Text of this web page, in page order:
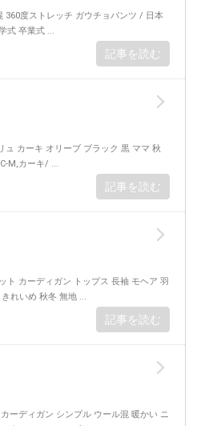
360度ストレッチ ガウチョパンツ / 日本
式 卒業式 ...
記事を読む
カーキ オリーブ ブラック 黒 ママ 秋
M,カーキ/ ...
記事を読む
ト カーディガン トップス 長袖 モヘア 羽
れいめ 秋冬 無地 ...
記事を読む
ーディガン シンプル ウール混 暖かい ニ